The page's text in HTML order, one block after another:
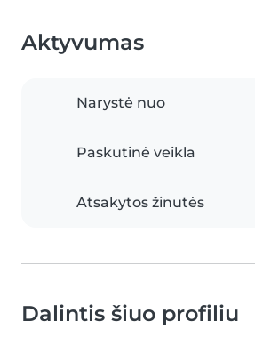
Aktyvumas
Narystė nuo
Paskutinė veikla
Atsakytos žinutės
Dalintis šiuo profiliu